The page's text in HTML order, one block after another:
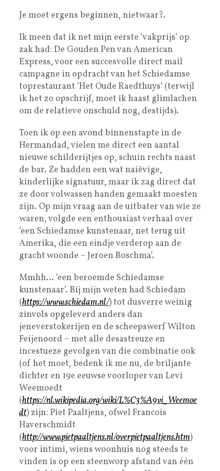
Je moet ergens beginnen, nietwaar?.
Ik meen dat ik net mijn eerste ‘vakprijs’ op
zak had: De Gouden Pen van American
Express, voor een succesvolle direct mail
campagne in opdracht van het Schiedamse
toprestaurant ‘Het Oude Raedthuys‘ (terwijl
ik het zo opschrijf, moet ik haast glimlachen
om de relatieve onschuld nog, destijds).
Toen ik op een avond binnenstapte in de
Hermandad, vielen me direct een aantal
nieuwe schilderijtjes op, schuin rechts naast
de bar. Ze hadden een wat naiëvige,
kinderlijke signatuur, maar ik zag direct dat
ze door volwassen handen gemaakt moesten
zijn. Op mijn vraag aan de uitbater van wie ze
waren, volgde een enthousiast verhaal over
‘een Schiedamse kunstenaar, net terug uit
Amerika, die een eindje verderop aan de
gracht woonde – Jeroen Boschma‘.
Mmhh… ‘een beroemde Schiedamse
kunstenaar’. Bij mijn weten had Schiedam
(https://www.schiedam.nl/) tot dusverre weinig
zinvols opgeleverd anders dan
jeneverstokerijen en de scheepswerf Wilton
Feijenoord – met alle desastreuze en
incestueze gevolgen van die combinatie ook
(of het moet, bedenk ik me nu, de briljante
dichter en 19e eeuwse voorloper van Levi
Weemoedt
(https://nl.wikipedia.org/wiki/L%C3%A9vi_Weemoe
dt) zijn: Piet Paaltjens, ofwel Francois
Haverschmidt
(http://www.pietpaaltjens.nl/overpietpaaltjens.htm)
voor intimi, wiens woonhuis nog steeds te
vinden is op een steenworp afstand van één